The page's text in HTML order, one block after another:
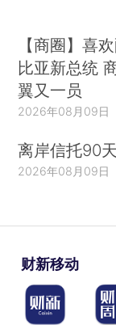
【商圈】喜
比亚新总统
翼又一员
2026年08月09日
离岸信托90
2026年08月09日
财新移动